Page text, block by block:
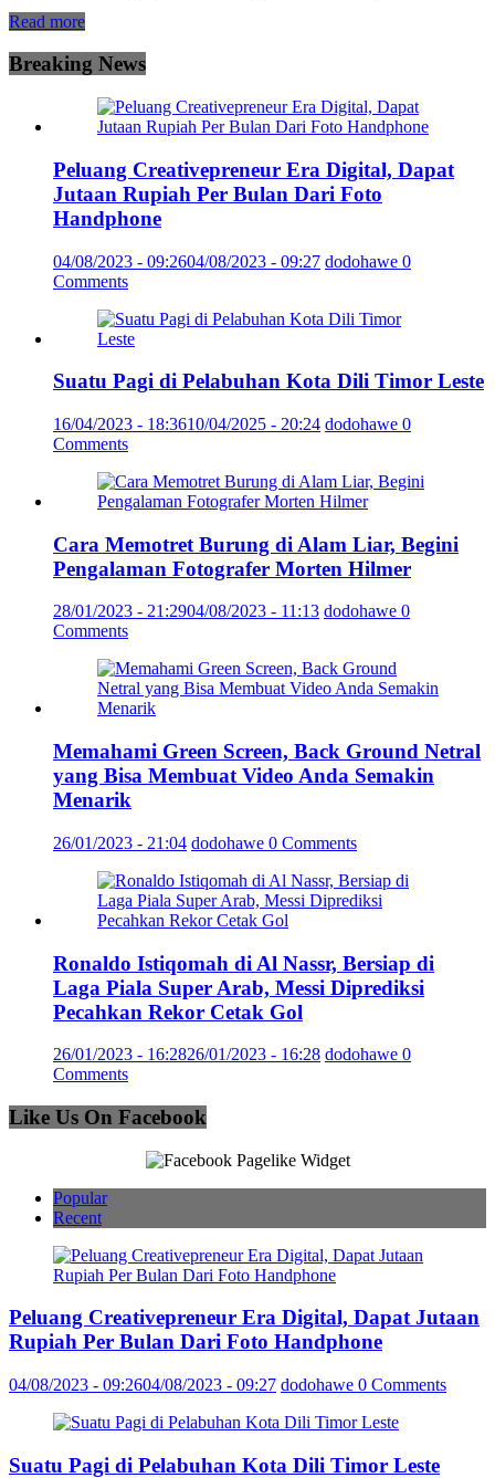
Read more
Breaking News
Peluang Creativepreneur Era Digital, Dapat
Jutaan Rupiah Per Bulan Dari Foto
Handphone
04/08/2023 - 09:2604/08/2023 - 09:27 dodohawe 0
Comments
Suatu Pagi di Pelabuhan Kota Dili Timor Leste
16/04/2023 - 18:3610/04/2025 - 20:24 dodohawe 0
Comments
Cara Memotret Burung di Alam Liar, Begini
Pengalaman Fotografer Morten Hilmer
28/01/2023 - 21:2904/08/2023 - 11:13 dodohawe 0
Comments
Memahami Green Screen, Back Ground Netral
yang Bisa Membuat Video Anda Semakin
Menarik
26/01/2023 - 21:04 dodohawe 0 Comments
Ronaldo Istiqomah di Al Nassr, Bersiap di
Laga Piala Super Arab, Messi Diprediksi
Pecahkan Rekor Cetak Gol
26/01/2023 - 16:2826/01/2023 - 16:28 dodohawe 0
Comments
Like Us On Facebook
Popular
Recent
Peluang Creativepreneur Era Digital, Dapat Jutaan
Rupiah Per Bulan Dari Foto Handphone
04/08/2023 - 09:2604/08/2023 - 09:27 dodohawe 0 Comments
Suatu Pagi di Pelabuhan Kota Dili Timor Leste